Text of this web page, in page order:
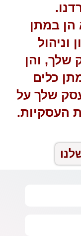
הן במתן
וניהול
שלך, והן
כלים
שלך על
העסקיות.